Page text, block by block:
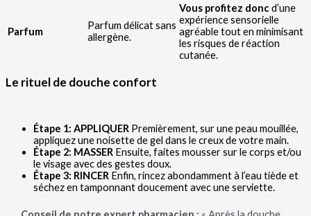
Parfum
Parfum délicat sans
allergène.
Vous profitez doncd’une
expérience sensorielle
agréable tout en minimisant
les risques de réaction
cutanée.
Le rituel de douche confort
Étape 1: APPLIQUER Premièrement, sur une peau mouillée,
appliquez une noisette de gel dans le creux de votre main.
Étape 2: MASSER Ensuite, faites mousser sur le corps et/ou
le visage avec des gestes doux.
Étape 3: RINCER Enfin, rincez abondamment à l’eau tiède et
séchez en tamponnant doucement avec une serviette.